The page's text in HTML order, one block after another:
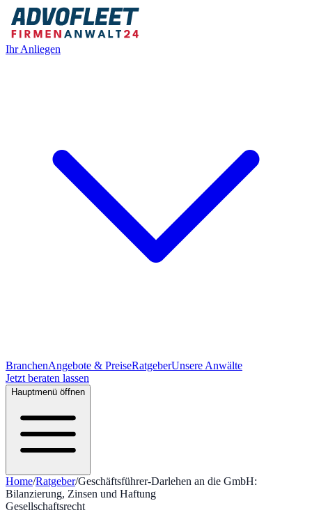
Ihr Anliegen
BranchenAngebote & PreiseRatgeberUnsere Anwälte
Jetzt beraten lassen
Hauptmenü öffnen
Home/Ratgeber/Geschäftsführer-Darlehen an die GmbH:
Bilanzierung, Zinsen und Haftung
Gesellschaftsrecht